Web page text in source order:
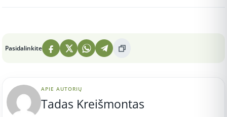
Pasidalinkite
APIE AUTORIŲ
Tadas Kreišmontas